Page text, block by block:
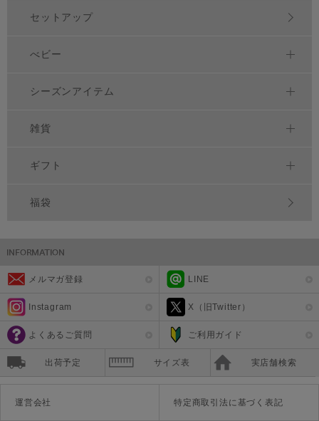
セットアップ
べビー
シーズンアイテム
雑貨
ギフト
福袋
メルマガ登録 LINE
Instagram X（旧Twitter）
よくあるご質問 ご利用ガイド
出荷予定 サイズ表 実店舗検索
運営会社 特定商取引法に基づく表記